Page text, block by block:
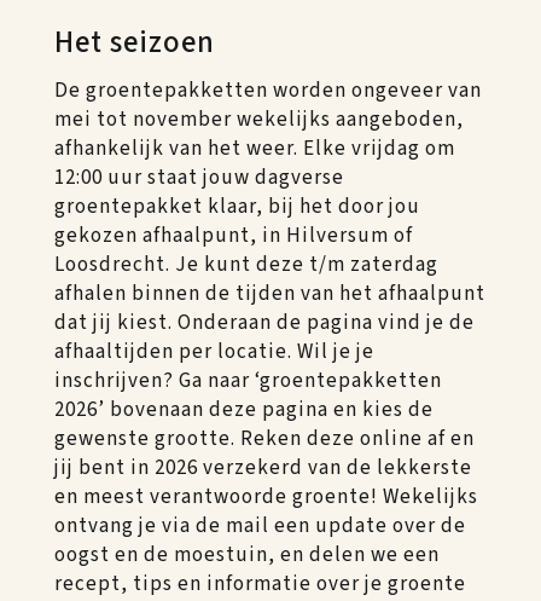
Het seizoen
De groentepakketten worden ongeveer van
mei tot november wekelijks aangeboden,
afhankelijk van het weer. Elke vrijdag om
12:00 uur staat jouw dagverse
groentepakket klaar, bij het door jou
gekozen afhaalpunt, in Hilversum of
Loosdrecht. Je kunt deze t/m zaterdag
afhalen binnen de tijden van het afhaalpunt
dat jij kiest. Onderaan de pagina vind je de
afhaaltijden per locatie. Wil je je
inschrijven? Ga naar ‘groentepakketten
2026’ bovenaan deze pagina en kies de
gewenste grootte. Reken deze online af en
jij bent in 2026 verzekerd van de lekkerste
en meest verantwoorde groente! Wekelijks
ontvang je via de mail een update over de
oogst en de moestuin, en delen we een
recept, tips en informatie over je groente